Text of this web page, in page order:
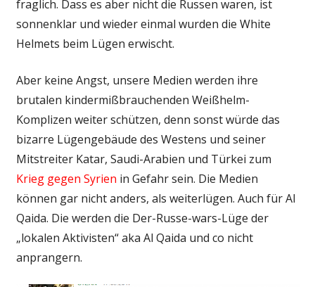
fraglich. Dass es aber nicht die Russen waren, ist
sonnenklar und wieder einmal wurden die White
Helmets beim Lügen erwischt.
Aber keine Angst, unsere Medien werden ihre
brutalen kindermißbrauchenden Weißhelm-
Komplizen weiter schützen, denn sonst würde das
bizarre Lügengebäude des Westens und seiner
Mitstreiter Katar, Saudi-Arabien und Türkei zum
Krieg gegen Syrien in Gefahr sein. Die Medien
können gar nicht anders, als weiterlügen. Auch für Al
Qaida. Die werden die Der-Russe-wars-Lüge der
„lokalen Aktivisten“ aka Al Qaida und co nicht
anprangern.